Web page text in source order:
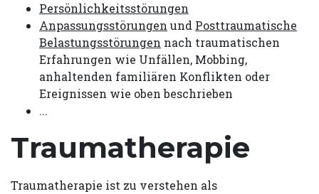
Persönlichkeitsstörungen
Anpassungsstörungen und Posttraumatische
Belastungsstörungen nach traumatischen
Erfahrungen wie Unfällen, Mobbing,
anhaltenden familiären Konflikten oder
Ereignissen wie oben beschrieben
...
Traumatherapie
Traumatherapie ist zu verstehen als